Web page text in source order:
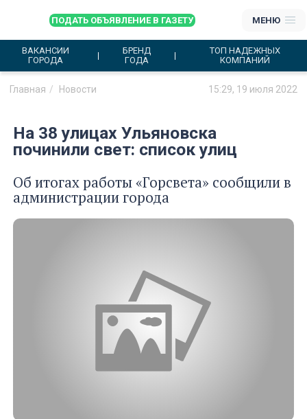
ПОДАТЬ ОБЪЯВЛЕНИЕ В ГАЗЕТУ МЕНЮ
ВАКАНСИИ
ГОРОДА
БРЕНД
ГОДА
ТОП НАДЕЖНЫХ
КОМПАНИЙ
Главная Новости 15:29, 19 июля 2022
На 38 улицах Ульяновска
починили свет: список улиц
Об итогах работы «Горсвета» сообщили в
администрации города